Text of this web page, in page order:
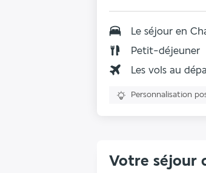
Le séjour en
Petit-déjeuner
Les vols au
Personnalisation
Votre séjour